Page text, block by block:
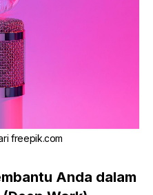
freepik.com
Anda dalam